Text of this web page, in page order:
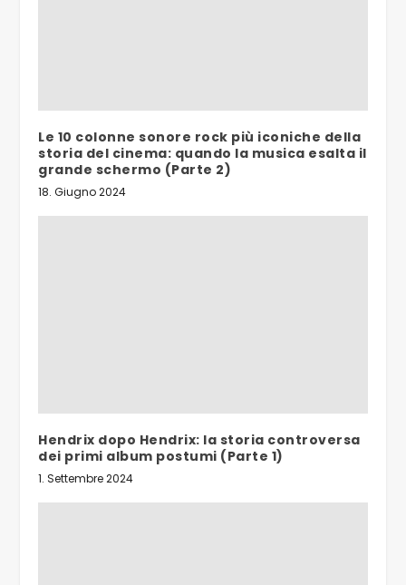
Le 10 colonne sonore rock più iconiche della
storia del cinema: quando la musica esalta il
grande schermo (Parte 2)
18. Giugno 2024
Hendrix dopo Hendrix: la storia controversa
dei primi album postumi (Parte 1)
1. Settembre 2024